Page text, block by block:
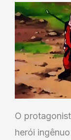
O
herói ingênuo